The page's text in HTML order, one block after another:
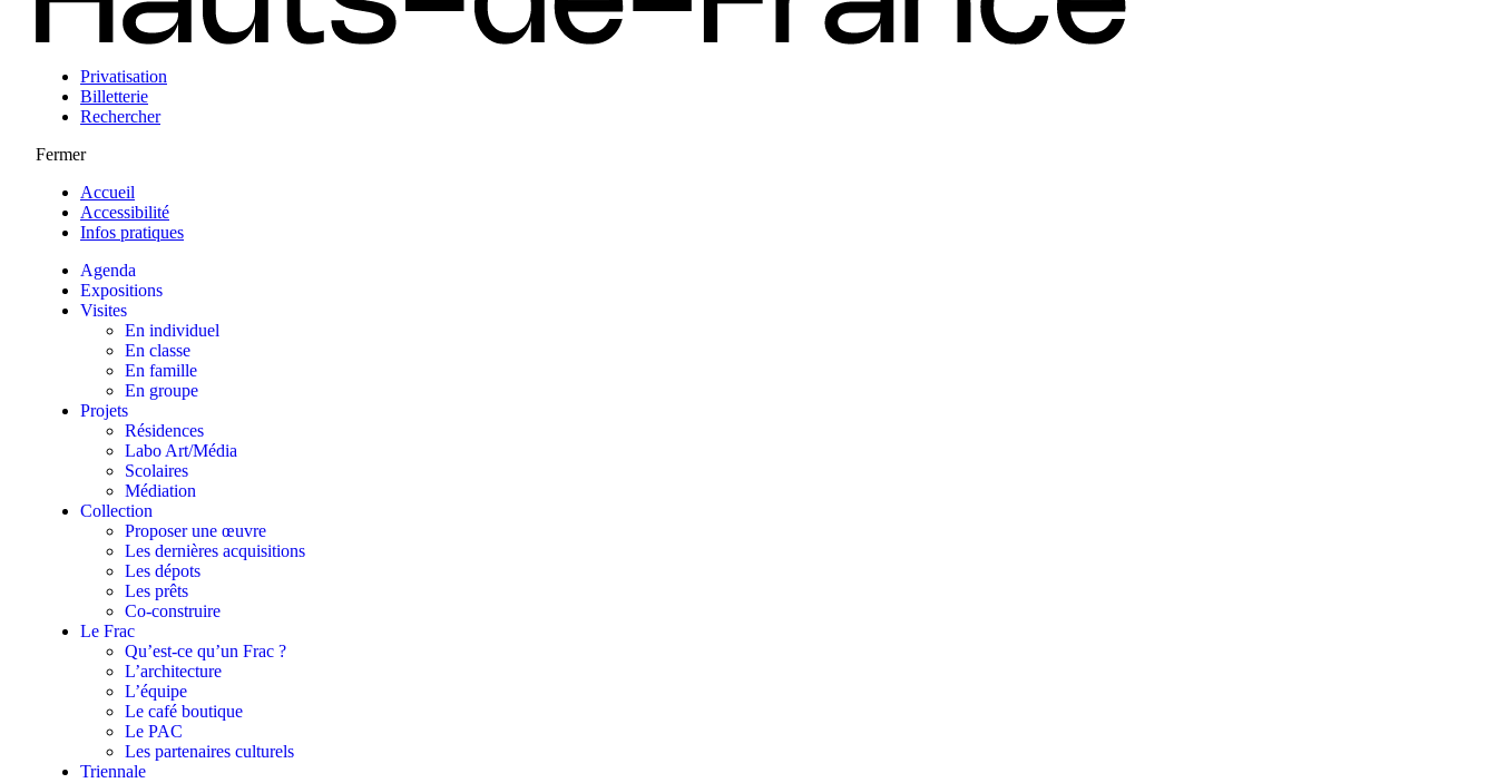
Privatisation
Billetterie
Rechercher
Fermer
Accueil
Accessibilité
Infos pratiques
Agenda
Expositions
Visites
En individuel
En classe
En famille
En groupe
Projets
Résidences
Labo Art/Média
Scolaires
Médiation
Collection
Proposer une œuvre
Les dernières acquisitions
Les dépots
Les prêts
Co-construire
Le Frac
Qu’est-ce qu’un Frac ?
L’architecture
L’équipe
Le café boutique
Le PAC
Les partenaires culturels
Triennale